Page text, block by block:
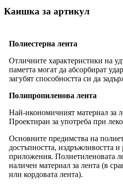
Каишка за артикул
Полиестерна лента
Отличните характеристики на
паметта могат да абсорбират
загубят способността си да
Полипропиленова лента
Най-икономичният материал за
Проектиран за употреба при
Основните предимства на
достъпността, издръжливостта и
приложения. Полиетиленовата
наличен материал за лента (в
или кордовата лента).